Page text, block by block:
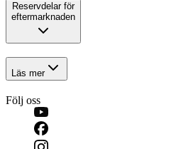
Reservdelar för
eftermarknaden
Läs mer
Följ oss